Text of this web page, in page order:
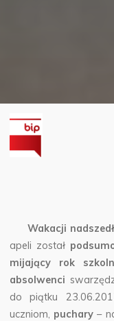
Wakacji
apeli został
mijający rok
absolwenci
do piątku
uczniom, puchary –